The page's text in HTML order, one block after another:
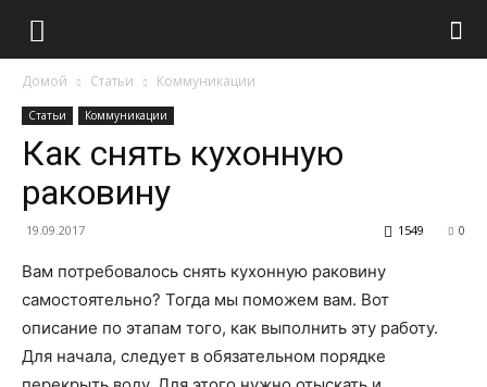
Домой Статьи Коммуникации
Статьи Коммуникации
Как снять кухонную
раковину
19.09.2017 0
1549
Вам потребовалось снять кухонную раковину
самостоятельно? Тогда мы поможем вам. Вот
описание по этапам того, как выполнить эту работу.
Для начала, следует в обязательном порядке